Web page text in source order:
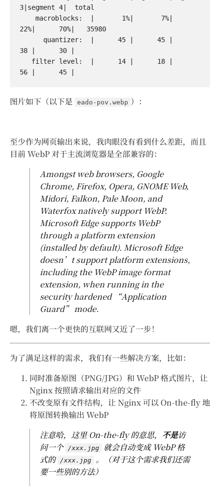
3|segment 4|  total
22%|      70%|   35980
38 |      30 |
图片如下（以下是 eado-pov.webp ）：
至少作为网页输出来说，我肉眼没有看到什么差距，而且
目前 WebP 对于主流浏览器是全部兼容的：
Amongst web browsers, Google
Chrome, Firefox, Opera, GNOME Web,
Midori, Falkon, Pale Moon, and
Waterfox natively support WebP.
Microsoft Edge supports WebP
through a platform extension
(installed by default). Microsoft Edge
doesn’t support platform extensions,
including the WebP image format
extension, when running in the
security hardened “Application
Guard” mode.
嗯，我们离一个更快的互联网又近了一步！
为了满足这样的需求，我们有一些解决方案，比如：
同时准备原图（PNG/JPG）和 WebP 格式图片，让
Nginx 按照请求输出对应的文件
不改变原有文件结构，让 Nginx 可以 On-the-fly 地
将原图转换输出 WebP
注意哈，这里 On-the-fly 的意思， 不是访
问一个 /xxx.jpg 就会自动变成 WebP 格
式的 /xxx.jpg 。（对于这个需求我们还需
要一些别的方法）